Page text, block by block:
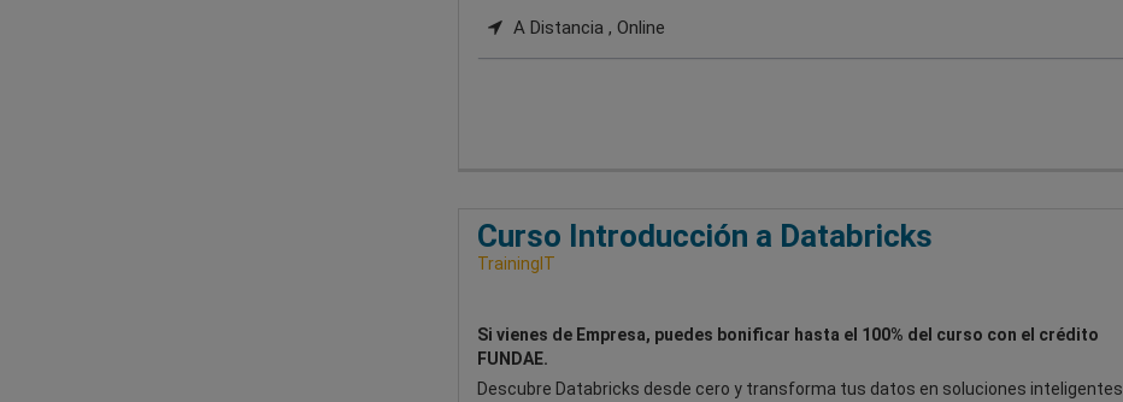
A Distancia , Online
Curso Introducción a Databricks
TrainingIT
Si vienes de Empresa, puedes bonificar hasta el 100% del curso con el crédito
FUNDAE.
Descubre Databricks desde cero y transforma tus datos en soluciones inteligentes